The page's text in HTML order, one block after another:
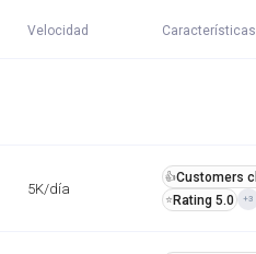
Velocidad Características
5K/día
👍Customers
⭐Rating 5.0 +3